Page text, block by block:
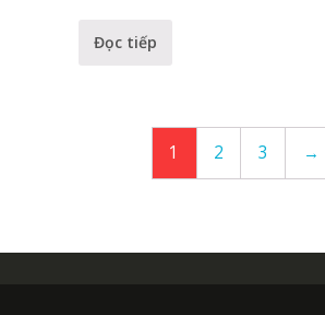
Đọc tiếp
1 2 3 →